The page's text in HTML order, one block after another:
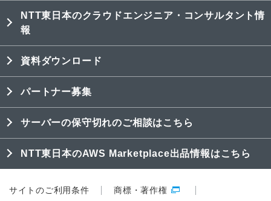
NTT東日本のクラウドエンジニア・コンサルタント情
報
資料ダウンロード
パートナー募集
サーバーの保守切れのご相談はこちら
NTT東日本のAWS Marketplace出品情報はこちら
サイトのご利用条件 商標・著作権